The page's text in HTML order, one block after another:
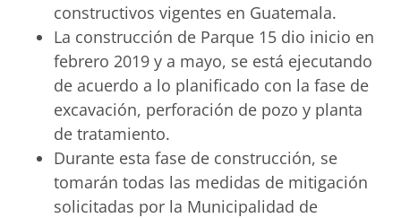
constructivos vigentes en Guatemala.
La construcción de Parque 15 dio inicio en
febrero 2019 y a mayo, se está ejecutando
de acuerdo a lo planificado con la fase de
excavación, perforación de pozo y planta
de tratamiento.
Durante esta fase de construcción, se
tomarán todas las medidas de mitigación
solicitadas por la Municipalidad de